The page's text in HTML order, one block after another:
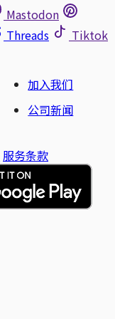
Mastodon
Threads
Tiktok
加入我们
公司新闻
服务条款